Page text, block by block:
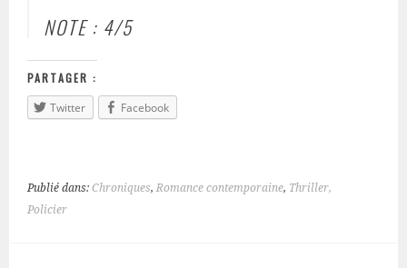
NOTE : 4/5
PARTAGER :
Twitter
Facebook
Publié dans:Chroniques, Romance contemporaine, Thriller,
Policier